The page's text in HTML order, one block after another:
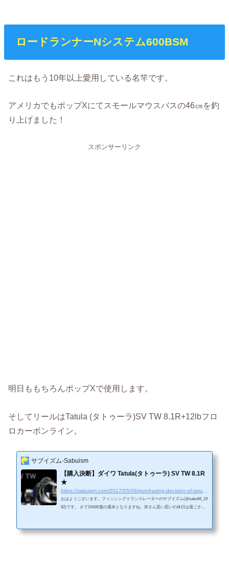
ロードランナーNシステム600BSM
これはもう10年以上愛用している名竿です。
アメリカでもポップXにてスモールマウスバスの46㎝を釣
り上げました！
スポンサーリンク
明日ももちろんポップXで使用します。
そしてリールはTatula (タトゥーラ)SV TW 8.1R+12lbフロ
ロカーボンライン。
サブイズム-Sabuism
【購入決断】ダイワ Tatula(タトゥーラ) SV TW 8.1R
★
おはようございます。フィッシングトランスレーターのサブイズム(@sabu94_19
82)です。 さてGW終盤の週末となりますね。皆さん思い思いの休日は過ごされ